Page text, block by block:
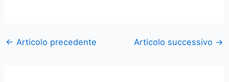
← Articolo precedente Articolo successivo →